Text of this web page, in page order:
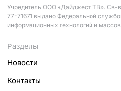
Учредитель ООО «Дайджест ТВ».
77-71671 выдано Федеральной
информационных технологий и
Разделы
Новости
Контакты